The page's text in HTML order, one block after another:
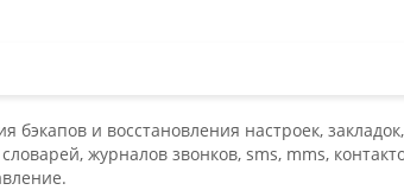
и восстановления настроек,
журналов звонков, sms, mms,